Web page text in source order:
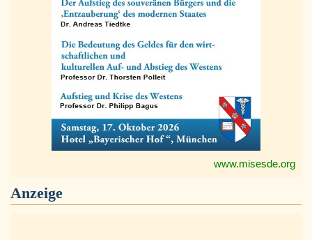
www.misesde.org
Anzeige